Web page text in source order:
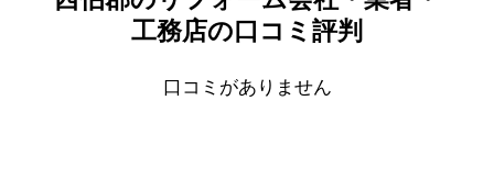
工務店の口コミ評判
口コミがありません